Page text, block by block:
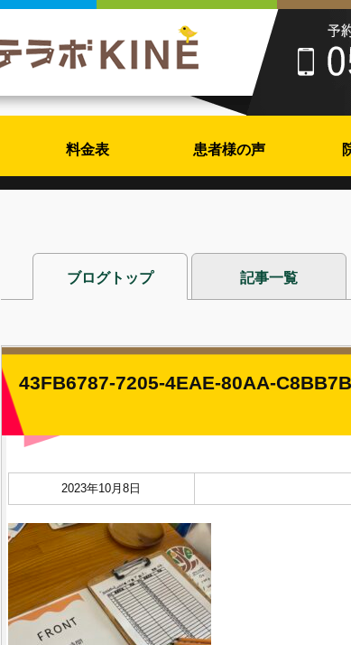
料金表 患者様の声
ブログトップ 記事一覧
43FB6787-7205-4EAE-80AA-
2023年10月8日